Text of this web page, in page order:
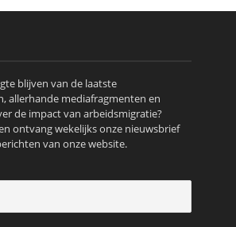
blijven van de laatste
allerhande mediafragmenten en
de impact van arbeidsmigratie?
ontvang wekelijks onze nieuwsbrief
van onze website.